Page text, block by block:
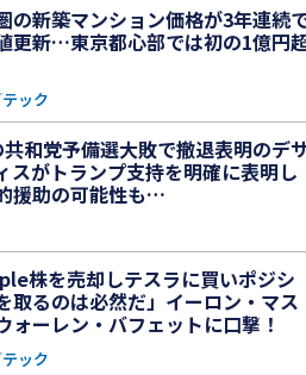
の新築マンション価格が3年連続
更新…東京都心部では初の1億円
ック
和党予備選大敗で撤退表明のデ
スがトランプ支持を明確に表明し
援助の可能性も…
株を売却しテスラに買いポジシ
取るのは必然だ」イーロン・マス
ォーレン・バフェットに口撃！
ック